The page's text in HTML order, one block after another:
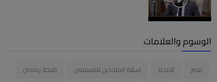
الوسوم والعلامات
مصر الالحاد اسئلة الملحدين للمسلمين
صيحة رمضان